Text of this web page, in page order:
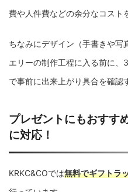
費や人件費などの余分なコスト
ちなみにデザイン（手書きや写
エリーの制作工程に入る前に
で事前に出来上がり具合を確認
プレゼントにもおすす
に対応！
KRKC&COでは無料でギフトラ